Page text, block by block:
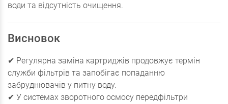
води та відсутність очищення.
Висновок
✔ Регулярна заміна картриджів продовжує термін
служби фільтрів та запобігає попаданню
забруднювачів у питну воду.
✔ У системах зворотного осмосу передфільтри